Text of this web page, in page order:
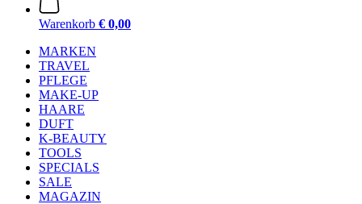
Warenkorb € 0,00
MARKEN
TRAVEL
PFLEGE
MAKE-UP
HAARE
DUFT
K-BEAUTY
TOOLS
SPECIALS
SALE
MAGAZIN